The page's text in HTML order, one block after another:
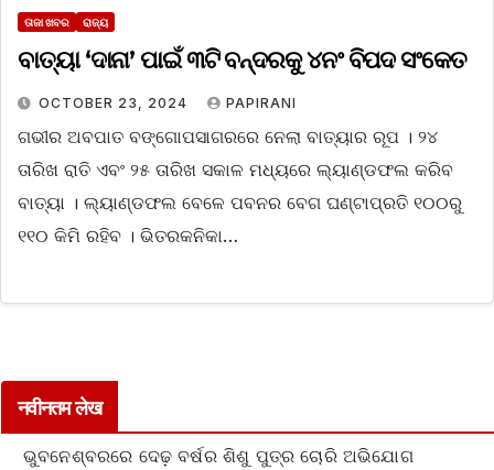
ତାଜା ଖବର ରାଜ୍ୟ
ବାତ୍ୟା ‘ଦାନା’ ପାଇଁ ୩ଟି ବନ୍ଦରକୁ ୪ନଂ ବିପଦ ସଂକେତ
OCTOBER 23, 2024 PAPIRANI
ଗଭୀର ଅବପାତ ବଙ୍ଗୋପସାଗରରେ ନେଲା ବାତ୍ୟାର ରୂପ । ୨୪
ତାରିଖ ରାତି ଏବଂ ୨୫ ତାରିଖ ସକାଳ ମଧ୍ୟରେ ଲ୍ୟାଣ୍ଡଫଲ କରିବ
ବାତ୍ୟା । ଲ୍ୟାଣ୍ଡଫଲ ବେଳେ ପବନର ବେଗ ଘଣ୍ଟାପ୍ରତି ୧୦୦ରୁ
୧୧୦ କିମି ରହିବ । ଭିତରକନିକା…
नवीनतम लेख
ଭୁବନେଶ୍ବରରେ ଦେଢ଼ ବର୍ଷର ଶିଶୁ ପୁତ୍ର ଚୋରି ଅଭିଯୋଗ